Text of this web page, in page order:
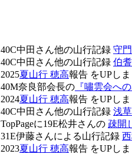
40C中田さん他の山行記録 守
40C中田さん他の山行記録 伯
2025夏山行 穂高報告 をUPしま
40M奈良部会長の 『嘯雲会へ
2024夏山行 穂高報告 をUPしま
40C中田さん他の山行記録 浅
TopPageに19E松井さんの 疎開
31E伊藤さんによる山行記録
2023夏山行 穂高報告 をUPしま